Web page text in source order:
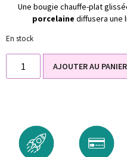
Une bougie chauffe-plat
porcelaine diffusera une
En stock
AJOUTER AU PANIER